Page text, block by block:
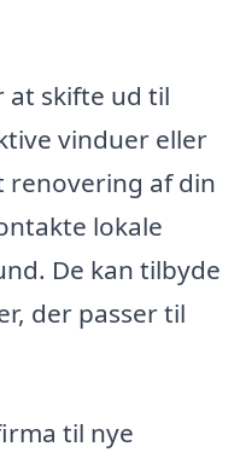
at skifte ud til
vinduer eller
renovering af din
lokale
De kan tilbyde
der passer til
til nye